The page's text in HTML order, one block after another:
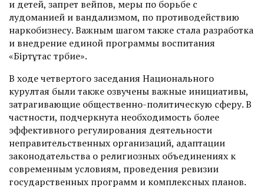
и детей, запрет вейпов, меры по борьбе с
лудоманией и вандализмом, по противодействию
наркобизнесу. Важным шагом также стала разработка
и внедрение единой программы воспитания
«Біртұтас тәрбие».
В ходе четвертого заседания Национального
курултая были также озвучены важные инициативы,
затрагивающие общественно-политическую сферу. В
частности, подчеркнута необходимость более
эффективного регулирования деятельности
неправительственных организаций, адаптации
законодательства о религиозных объединениях к
современным условиям, проведения ревизии
государственных программ и комплексных планов.